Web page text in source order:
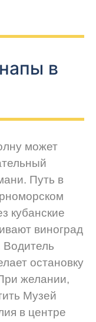
в
может
Путь в
кубанские
виноград
Водитель
остановку
желании,
Музей
в центре